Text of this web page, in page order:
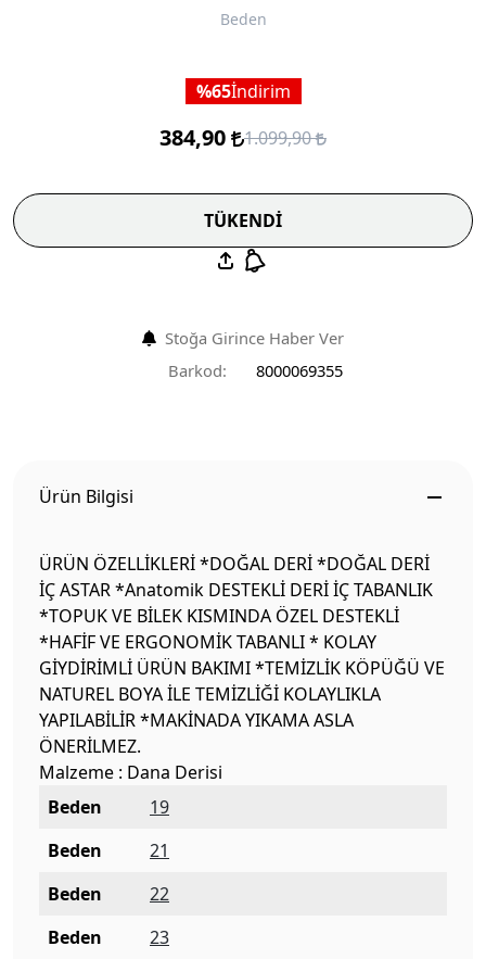
Beden
65İndirim
384,90 1.099,90
TÜKENDİ
Stoğa Girince Haber Ver
Barkod:
8000069355
Ürün Bilgisi
ÜRÜN ÖZELLİKLERİ *DOĞAL DERİ *DOĞAL DERİ
İÇ ASTAR *Anatomik DESTEKLİ DERİ İÇ TABANLIK
*TOPUK VE BİLEK KISMINDA ÖZEL DESTEKLİ
*HAFİF VE ERGONOMİK TABANLI * KOLAY
GİYDİRİMLİ ÜRÜN BAKIMI *TEMİZLİK KÖPÜĞÜ VE
NATUREL BOYA İLE TEMİZLİĞİ KOLAYLIKLA
YAPILABİLİR *MAKİNADA YIKAMA ASLA
ÖNERİLMEZ.
Malzeme : Dana Derisi
Beden
19
Beden
21
Beden
22
Beden
23